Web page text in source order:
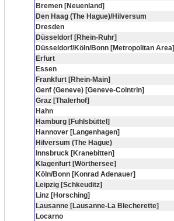
Bremen [Neuenland]
Den Haag (The Hague)/Hilversum
Dresden
Düsseldorf [Rhein-Ruhr]
Düsseldorf/Köln/Bonn [Metropolitan Area]
Erfurt
Essen
Frankfurt [Rhein-Main]
Genf (Geneve) [Geneve-Cointrin]
Graz [Thalerhof]
Hahn
Hamburg [Fuhlsbüttel]
Hannover [Langenhagen]
Hilversum (The Hague)
Innsbruck [Kranebitten]
Klagenfurt [Wörthersee]
Köln/Bonn [Konrad Adenauer]
Leipzig [Schkeuditz]
Linz [Horsching]
Lausanne [Lausanne-La Blecherette]
Locarno